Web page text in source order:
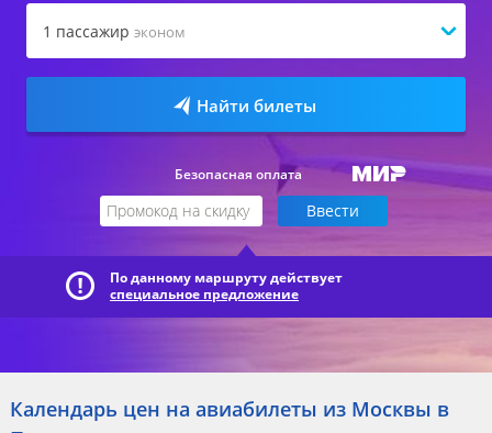
1 пассажир эконом
Найти билеты
Безопасная оплата
По данному маршруту действует
специальное предложение
Календарь цен на авиабилеты из Москвы в